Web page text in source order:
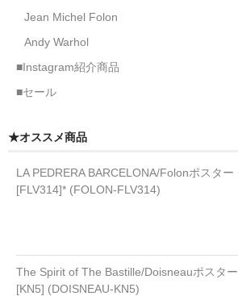
Jean Michel Folon
Andy Warhol
■Instagram紹介商品
■セール
★オススメ商品
LA PEDRERA BARCELONA/Folonポスター
[FLV314]* (FOLON-FLV314)
The Spirit of The Bastille/Doisneauポスター
[KN5] (DOISNEAU-KN5)